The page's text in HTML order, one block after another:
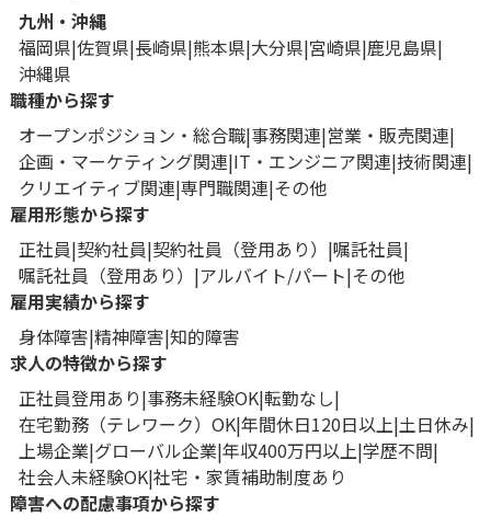
九州・沖縄
福岡県 佐賀県 長崎県 熊本県 大分県 宮崎県 鹿児島県
沖縄県
職種から探す
オープンポジション・総合職 事務関連 営業・販売関連
企画・マーケティング関連 IT・エンジニア関連 技術関連
クリエイティブ関連 専門職関連 その他
雇用形態から探す
正社員 契約社員 契約社員（登用あり）
嘱託社員
嘱託社員（登用あり）
アルバイト/パート その他
雇用実績から探す
身体障害 精神障害 知的障害
求人の特徴から探す
正社員登用あり 事務未経験OK 転勤なし
在宅勤務（テレワーク）OK 年間休日120日以上 土日休み
上場企業 グローバル企業 年収400万円以上 学歴不問
社会人未経験OK 社宅・家賃補助制度あり
障害への配慮事項から探す